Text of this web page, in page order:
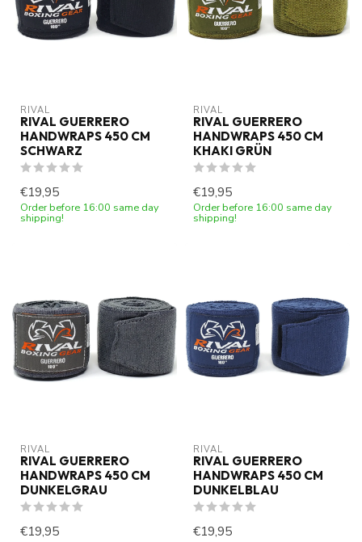
RIVAL
RIVAL GUERRERO
HANDWRAPS 450 CM
SCHWARZ
€19,95
Order before 16:00 same day
shipping!
RIVAL
RIVAL GUERRERO
HANDWRAPS 450 CM
KHAKI GRÜN
€19,95
Order before 16:00 same day
shipping!
RIVAL
RIVAL GUERRERO
HANDWRAPS 450 CM
DUNKELGRAU
€19,95
RIVAL
RIVAL GUERRERO
HANDWRAPS 450 CM
DUNKELBLAU
€19,95